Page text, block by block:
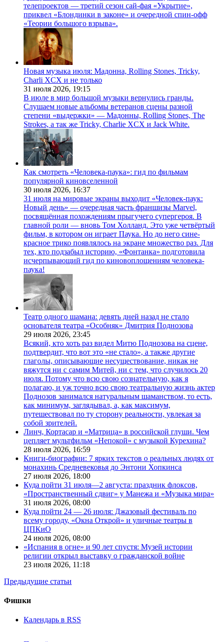
телепроектов — третий сезон сай-фая «Укрытие»,
приквел «Блондинки в законе» и очередной спин-офф
«Теории большого взрыва».
Новая музыка июля: Мадонна, Rolling Stones, Tricky,
Charli XCX и не только
31 июля 2026, 19:15
В июле в мир большой музыки вернулись гранды.
Слушаем новые альбомы ветеранов сцены разной
степени «выдержки» — Мадонны, Rolling Stones, The
Strokes, а так же Tricky, Charlie XCX и Jack White.
Как смотреть «Человека-паука»: гид по фильмам
популярной киновселенной
30 июля 2026, 16:37
31 июля на мировые экраны выходит «Человек-паук:
Новый день» — очередная часть франшизы Marvel,
посвящённая похождениям прыгучего супергероя. В
главной роли — вновь Том Холланд. Это уже четвёртый
фильм, в котором он играет Паука. Но до него сине-
красное трико появлялось на экране множество раз. Для
тех, кто подзабыл историю, «Фонтанка» подготовила
исчерпывающий гид по киновоплощениям человека-
паука!
Театр одного шамана: девять дней назад не стало
основателя театра «Особняк» Дмитрия Поднозова
29 июля 2026, 23:45
Всякий, кто хоть раз видел Митю Поднозова на сцене,
подтвердит, что вот это «не стало», а также другие
глаголы, описывающие несуществование, никак не
вяжутся ни с самим Митей, ни с тем, что случилось 20
июля. Потому что всю свою сознательную, как я
полагаю, и уж точно всю свою театральную жизнь актер
Поднозов занимался натуральным шаманством, то есть,
как минимум, заглядывал, а, как максимум,
путешествовал по ту сторону реальности, увлекая за
собой зрителей.
Линч, Кортасар и «Матрица» в российской глуши. Чем
цепляет мультфильм «Непокой» с музыкой Курехина?
28 июля 2026, 16:59
Книги-биографии: 7 ярких текстов о реальных людях от
монахинь Средневековья до Энтони Хопкинса
27 июля 2026, 18:00
Куда пойти 31 июля—2 августа: праздник флоксов,
«Пространственный сдвиг» у Манежа и «Музыка мира»
31 июля 2026, 08:00
Куда пойти 24 — 26 июля: Джазовый фестиваль по
всему городу, «Окна Открой» и уличные театры в
ЦПКиО
24 июля 2026, 08:00
«Испания в огне» и 90 лет спустя: Музей истории
религии открыл выставку о гражданской войне
23 июля 2026, 11:18
Предыдущие статьи
Фишки
Календарь в RSS